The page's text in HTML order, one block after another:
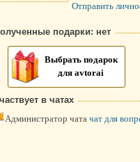
Отправить
подарки: нет
Выбрать подарок
для avtorai
в чатах
Администратор чата чат для